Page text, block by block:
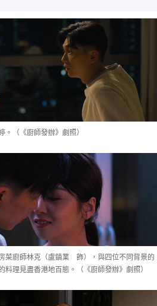
（《廚師發辦》劇照）
菜廚師林克（盧鎮業 飾），與四位不同背景的
理見盡香港地百態。（《廚師發辦》劇照）